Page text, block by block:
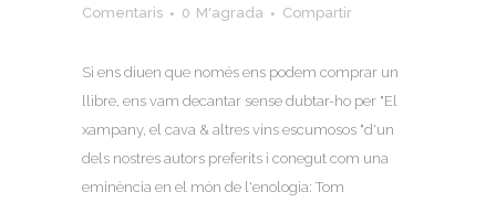
Comentaris
0 M'agrada Compartir
Si ens diuen que només ens podem comprar un
llibre, ens vam decantar sense dubtar-ho per "El
xampany, el cava & altres vins escumosos "d'un
dels nostres autors preferits i conegut com una
eminència en el món de l'enologia: Tom